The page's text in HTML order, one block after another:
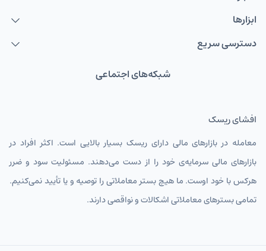
ابزارها
دسترسی سریع
شبکه‌های اجتماعی
افشای ریسک
معامله در بازارهای مالی دارای ریسک بسیار بالایی است. اکثر افراد در
بازارهای مالی سرمایه‌ی خود را از دست می‌دهند. مسئولیت سود و ضرر
هرکس با خود اوست. ما هیچ بستر معاملاتی را توصیه و یا تأیید نمی‌کنیم.
تمامی بسترهای معاملاتی اشکالات و نواقصی دارند.